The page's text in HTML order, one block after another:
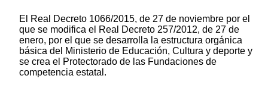
El Real Decreto 1066/2015, de 27 de noviembre por el
que se modifica el Real Decreto 257/2012, de 27 de
enero, por el que se desarrolla la estructura orgánica
básica del Ministerio de Educación, Cultura y deporte y
se crea el Protectorado de las Fundaciones de
competencia estatal.